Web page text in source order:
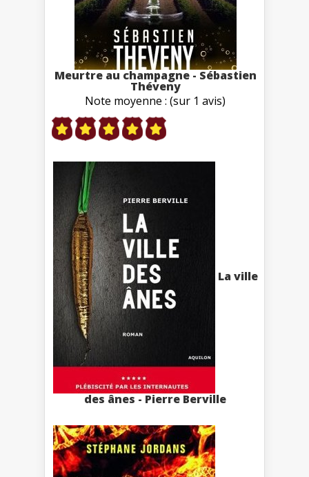
Meurtre au champagne - Sébastien
Théveny
Note moyenne : (sur 1 avis)
La ville
des ânes - Pierre Berville